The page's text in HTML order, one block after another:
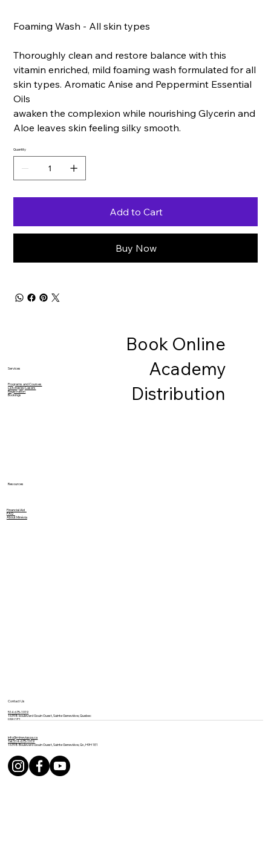
Foaming Wash - All skin types
Thoroughly clean and restore balance with this
vitamin enriched, mild foaming wash formulated for all
skin types. Aromatic Anise and Peppermint Essential
Oils
awaken the complexion while nourishing Glycerin and
Aloe leaves skin feeling silky smooth.
Quantity
Add to Cart
Buy Now
Book Online
Academy
Distribution
Services
Programs and Courses
Le Kingsley Lasers
Registration
Bookings
Resources
Financial Aid
FAQ
About Minévia
Contact Us
514 675-1919
16398 boulevard Gouin Ouest, Sainte Geneviève, Quebec
H9H 1E1
info@mineviaspa.ca
Tel: 514-675-1919
16398 Boulevard Gouin Ouest, Sainte Geneviève, Qc, H9H 1E1